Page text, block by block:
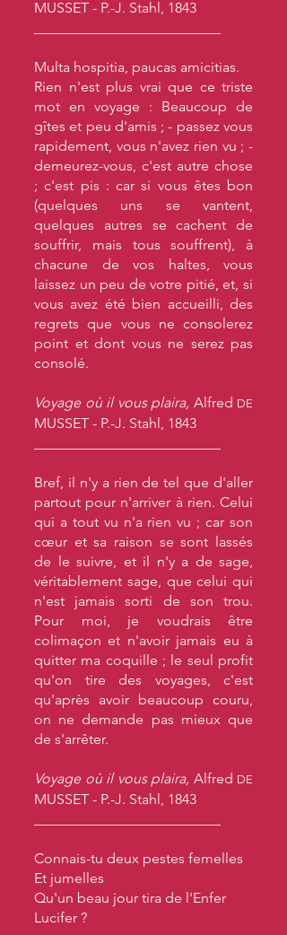
MUSSET - P.-J. Stahl, 1843
Multa hospitia, paucas amicitias.
Rien n'est plus vrai que ce triste
mot en voyage : Beaucoup de
gîtes et peu d'amis ; - passez vous
rapidement, vous n'avez rien vu ; -
demeurez-vous, c'est autre chose
; c'est pis : car si vous êtes bon
(quelques uns se vantent,
quelques autres se cachent de
souffrir, mais tous souffrent), à
chacune de vos haltes, vous
laissez un peu de votre pitié, et, si
vous avez été bien accueilli, des
regrets que vous ne consolerez
point et dont vous ne serez pas
consolé.
Voyage où il vous plaira, Alfred DE
MUSSET - P.-J. Stahl, 1843
Bref, il n'y a rien de tel que d'aller
partout pour n'arriver à rien. Celui
qui a tout vu n'a rien vu ; car son
cœur et sa raison se sont lassés
de le suivre, et il n'y a de sage,
véritablement sage, que celui qui
n'est jamais sorti de son trou.
Pour moi, je voudrais être
colimaçon et n'avoir jamais eu à
quitter ma coquille ; le seul profit
qu'on tire des voyages, c'est
qu'après avoir beaucoup couru,
on ne demande pas mieux que
de s'arrêter.
Voyage où il vous plaira, Alfred DE
MUSSET - P.-J. Stahl, 1843
Connais-tu deux pestes femelles
Et jumelles
Qu'un beau jour tira de l'Enfer
Lucifer ?